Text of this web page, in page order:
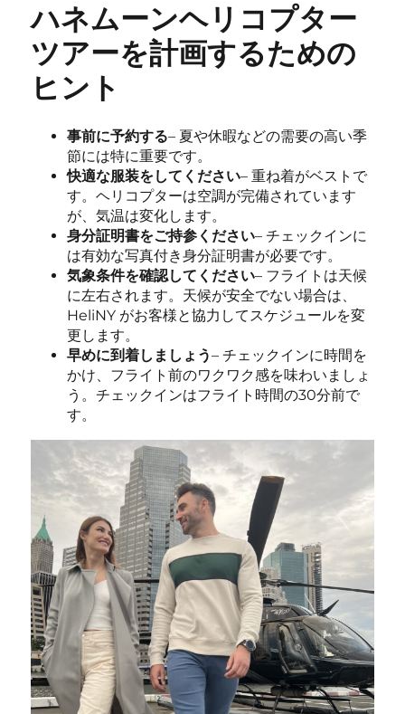
ハネムーンヘリコプター
ツアーを計画するための
ヒント
事前に予約する– 夏や休暇などの需要の高い季
節には特に重要です。
快適な服装をしてください– 重ね着がベストで
す。ヘリコプターは空調が完備されています
が、気温は変化します。
身分証明書をご持参ください– チェックインに
は有効な写真付き身分証明書が必要です。
気象条件を確認してください– フライトは天候
に左右されます。天候が安全でない場合は、
HeliNY がお客様と協力してスケジュールを変
更します。
早めに到着しましょう– チェックインに時間を
かけ、フライト前のワクワク感を味わいましょ
う。チェックインはフライト時間の30分前で
す。